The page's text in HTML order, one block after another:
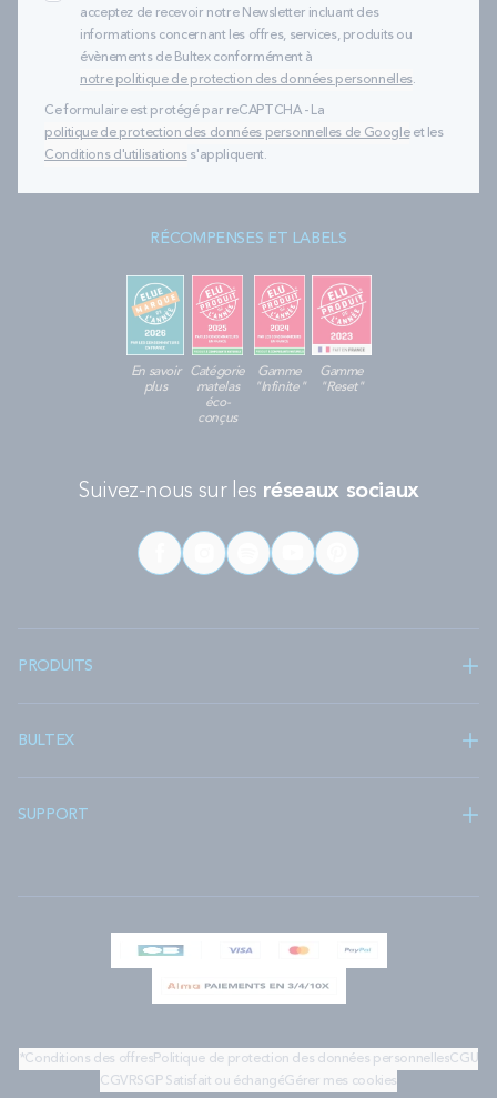
acceptez de recevoir notre Newsletter incluant des
informations concernant les offres, services, produits ou
évènements de Bultex conformément à
notre politique de protection des données personnelles.
Ce formulaire est protégé par reCAPTCHA - La
politique de protection des données personnelles de Googleet les
Conditions d'utilisationss'appliquent.
RÉCOMPENSES ET LABELS
En savoir
plus
Catégorie
matelas
éco-
conçus
Gamme
"Infinite"
Gamme
"Reset"
Suivez-nous sur les réseaux sociaux
PRODUITS
BULTEX
SUPPORT
*Conditions des offresPolitique de protection des données personnellesCGU
CGV RSGP Satisfait ou échangéGérer mes cookies